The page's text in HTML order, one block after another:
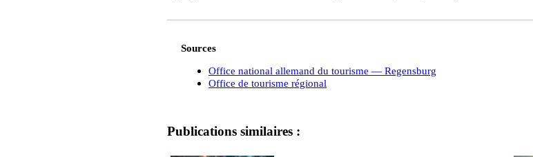
Sources
Office national allemand du tourisme — Regensburg
Office de tourisme régional
Publications similaires :